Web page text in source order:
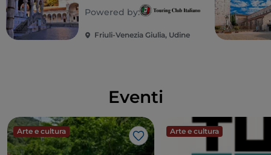
Powered by:
Friuli-Venezia Giulia, Udine
Eventi
Arte e cultura
Like
Arte e cultura